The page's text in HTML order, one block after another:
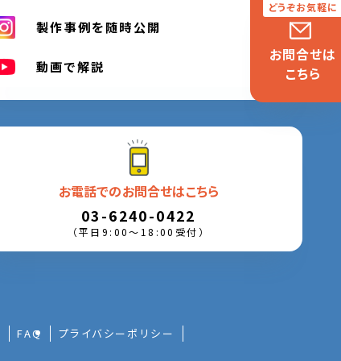
製作事例を随時公開
動画で解説
お電話でのお問合せはこちら
03-6240-0422
（平日9:00〜18:00受付）
お問合せは
こちら
FAQ プライバシーポリシー